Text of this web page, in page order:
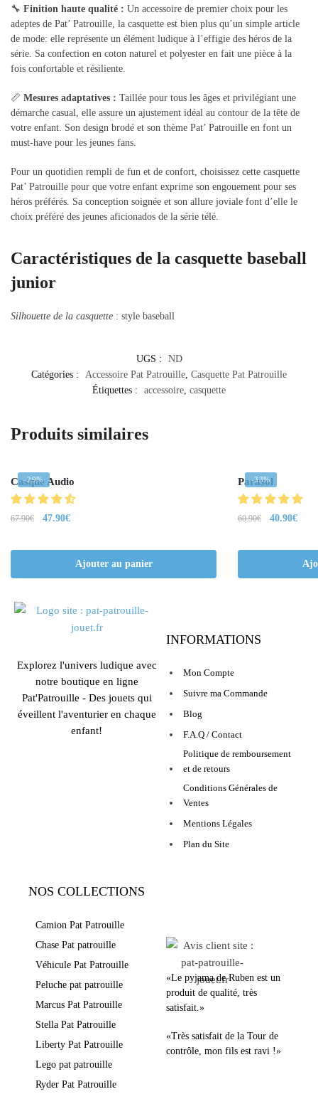
🔧 Finition haute qualité : Un accessoire de premier choix pour les
adeptes de Pat’ Patrouille, la casquette est bien plus qu’un simple article
de mode: elle représente un élément ludique à l’effigie des héros de la
série. Sa confection en coton naturel et polyester en fait une pièce à la
fois confortable et résiliente.
📏 Mesures adaptatives : Taillée pour tous les âges et privilégiant une
démarche casual, elle assure un ajustement idéal au contour de la tête de
votre enfant. Son design brodé et son thème Pat’ Patrouille en font un
must-have pour les jeunes fans.
Pour un quotidien rempli de fun et de confort, choisissez cette casquette
Pat’ Patrouille pour que votre enfant exprime son engouement pour ses
héros préférés. Sa conception soignée et son allure joviale font d’elle le
choix préféré des jeunes aficionados de la série télé.
Caractéristiques de la casquette baseball
junior
Silhouette de la casquette : style baseball
UGS :
ND
Catégories :
Accessoire Pat Patrouille, Casquette Pat Patrouille
Étiquettes :
accessoire, casquette
Produits similaires
-29%
Casque Audio
67.90€ 47.90€
Ajouter au panier
-33%
Parasol
60.90€ 40.90€
Explorez l'univers ludique avec
notre boutique en ligne
Pat'Patrouille - Des jouets qui
éveillent l'aventurier en chaque
enfant!
INFORMATIONS
Mon Compte
Suivre ma Commande
Blog
F.A.Q / Contact
Politique de remboursement
et de retours
Conditions Générales de
Ventes
Mentions Légales
Plan du Site
NOS COLLECTIONS
Camion Pat Patrouille
Chase Pat patrouille
Véhicule Pat Patrouille
Peluche pat patrouille
Marcus Pat Patrouille
Stella Pat Patrouille
Liberty Pat Patrouille
Lego pat patrouille
Ryder Pat Patrouille
«Le pyjama de Ruben est un
produit de qualité, très
satisfait.»
«Très satisfait de la Tour de
contrôle, mon fils est ravi !»